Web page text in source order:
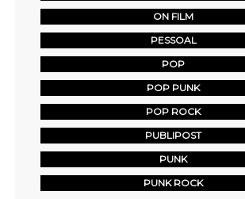
ON FILM
PESSOAL
POP
POP PUNK
POP ROCK
PUBLIPOST
PUNK
PUNK ROCK